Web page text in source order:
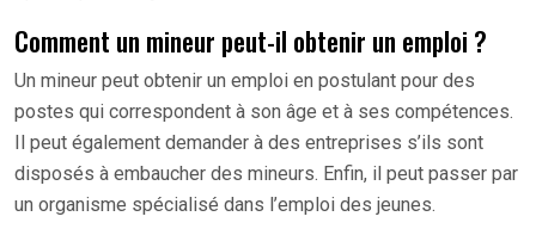
Comment un mineur peut-il obtenir un emploi ?
Un mineur peut obtenir un emploi en postulant pour des
postes qui correspondent à son âge et à ses compétences.
Il peut également demander à des entreprises s’ils sont
disposés à embaucher des mineurs. Enfin, il peut passer par
un organisme spécialisé dans l’emploi des jeunes.